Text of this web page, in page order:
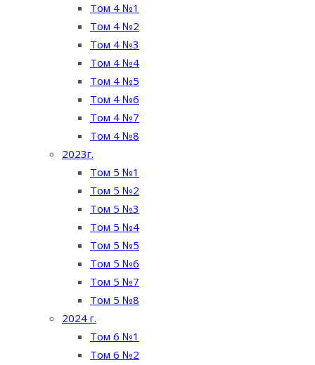
Том 4 №1
Том 4 №2
Том 4 №3
Том 4 №4
Том 4 №5
Том 4 №6
Том 4 №7
Том 4 №8
2023г.
Том 5 №1
Том 5 №2
Том 5 №3
Том 5 №4
Том 5 №5
Том 5 №6
Том 5 №7
Том 5 №8
2024 г.
Том 6 №1
Том 6 №2